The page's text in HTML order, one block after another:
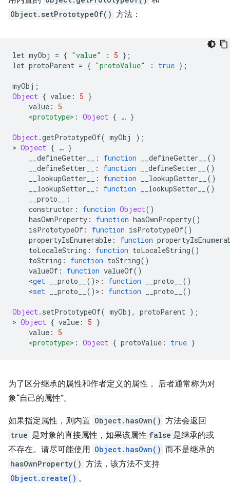
Object.setPrototypeOf() 方法：
let myObj = { "value" : 5 };
let protoParent = { "protoValue" : true };
myObj ;
Object { value : 5 }
value :
5
<prototype> : Object { … }
Object.getPrototypeOf( myObj
);
> Object { … }
__defineGetter__
: function __defineGetter__
()
__defineSetter__
: function __defineSetter__
()
__lookupGetter__
: function __lookupGetter__
()
__lookupSetter__
: function __lookupSetter__
()
__proto__
:
constructor : function Object()
hasOwnProperty : function hasOwnProperty()
isPrototypeOf : function isPrototypeOf()
propertyIsEnumerable : function
toLocaleString : function toLocaleString()
toString : function toString()
valueOf : function valueOf()
<get __proto__ ()>: function __proto__
()
<set __proto__ ()>: function __proto__ ()
Object. setPrototypeOf( myObj , protoParent );
> Object { value : 5 }
value :
5
<prototype> : Object { protoValue : true }
为了区分继承的属性和作者定义的属性， 后者通常称为对
象“自己的属性”。
如果指定属性，则内置 Object.hasOwn() 方法会返回
true 是对象的直接属性，如果该属性 false 是继承的或
不存在。请尽可能使用 Object.hasOwn() 而不是继承的
hasOwnProperty() 方法，该方法不支持
Object.create() 。